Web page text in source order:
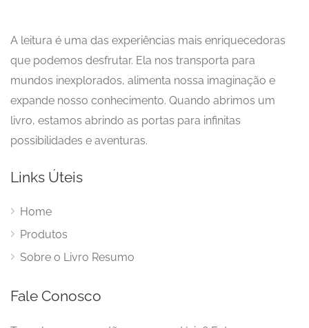
A leitura é uma das experiências mais enriquecedoras
que podemos desfrutar. Ela nos transporta para
mundos inexplorados, alimenta nossa imaginação e
expande nosso conhecimento. Quando abrimos um
livro, estamos abrindo as portas para infinitas
possibilidades e aventuras.
Links Úteis
Home
Produtos
Sobre o Livro Resumo
Fale Conosco